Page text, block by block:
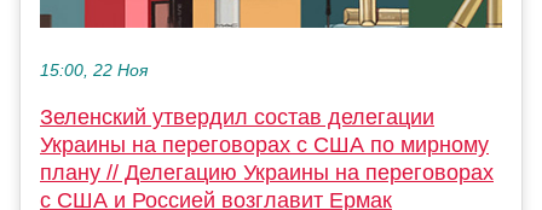
15:00, 22 Ноя
Зеленский утвердил состав делегации
Украины на переговорах с США по мирному
плану // Делегацию Украины на переговорах
с США и Россией возглавит Ермак